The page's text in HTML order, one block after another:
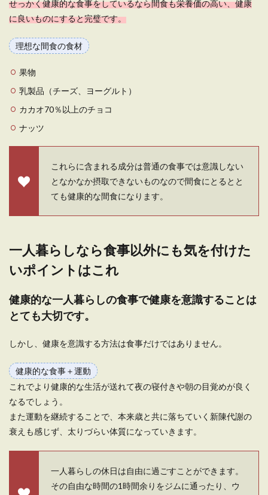
せっかく健康的な食事をしているなら間食も栄養価の高い、健康
に良いものにすると完璧です。
理想な間食の食材
果物
乳製品（チーズ、ヨーグルト）
カカオ70％以上のチョコ
ナッツ
これらに含まれる成分は普通の食事では意識しない
となかなか摂取できないものなので間食にとるとと
ても健康的な間食になります。
一人暮らしなら食事以外にも気を付けた
いポイントはこれ
健康的な一人暮らしの食事で健康を意識することは
とても大切です。
しかし、健康を意識する方法は食事だけではありません。
健康的な食事＋運動
これでより健康的な生活が送れて夜の寝付きや朝の目覚めが良く
なるでしょう。
また運動を継続することで、本来歳と共に落ちていく新陳代謝の
衰えも感じず、太りづらい体質になっていきます。
一人暮らしの休日は自由に過ごすことができます。
その自由な時間の1時間余りをジムに通ったり、ウ